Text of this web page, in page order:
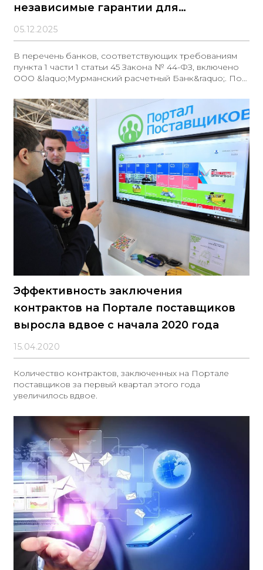
независимые гарантии для
обеспечения заявок и исполнения
контрактов
05.12.2025
В перечень банков, соответствующих требованиям
пункта 1 части 1 статьи 45 Закона № 44-ФЗ, включено
ООО &laquo;Мурманский расчетный Банк&raquo;. По
организаций. Документ: Перечень банков на 28.11.2025
Эффективность заключения
контрактов на Портале поставщиков
выросла вдвое с начала 2020 года
15.04.2020
Количество контрактов, заключенных на Портале
поставщиков за первый квартал этого года
увеличилось вдвое.